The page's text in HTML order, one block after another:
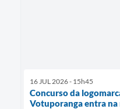
16 JUL 2026 - 15h45
Concurso da
Votuporanga entra na